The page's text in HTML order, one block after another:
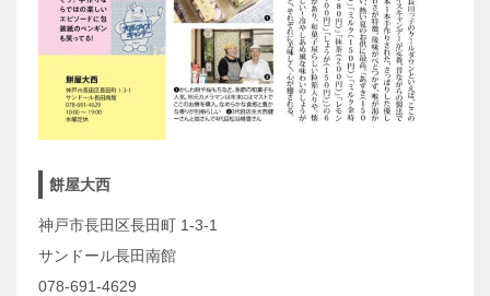
餅屋大西
神戸市長田区長田町 1-3-1
サンドール長田南館
078-691-4629